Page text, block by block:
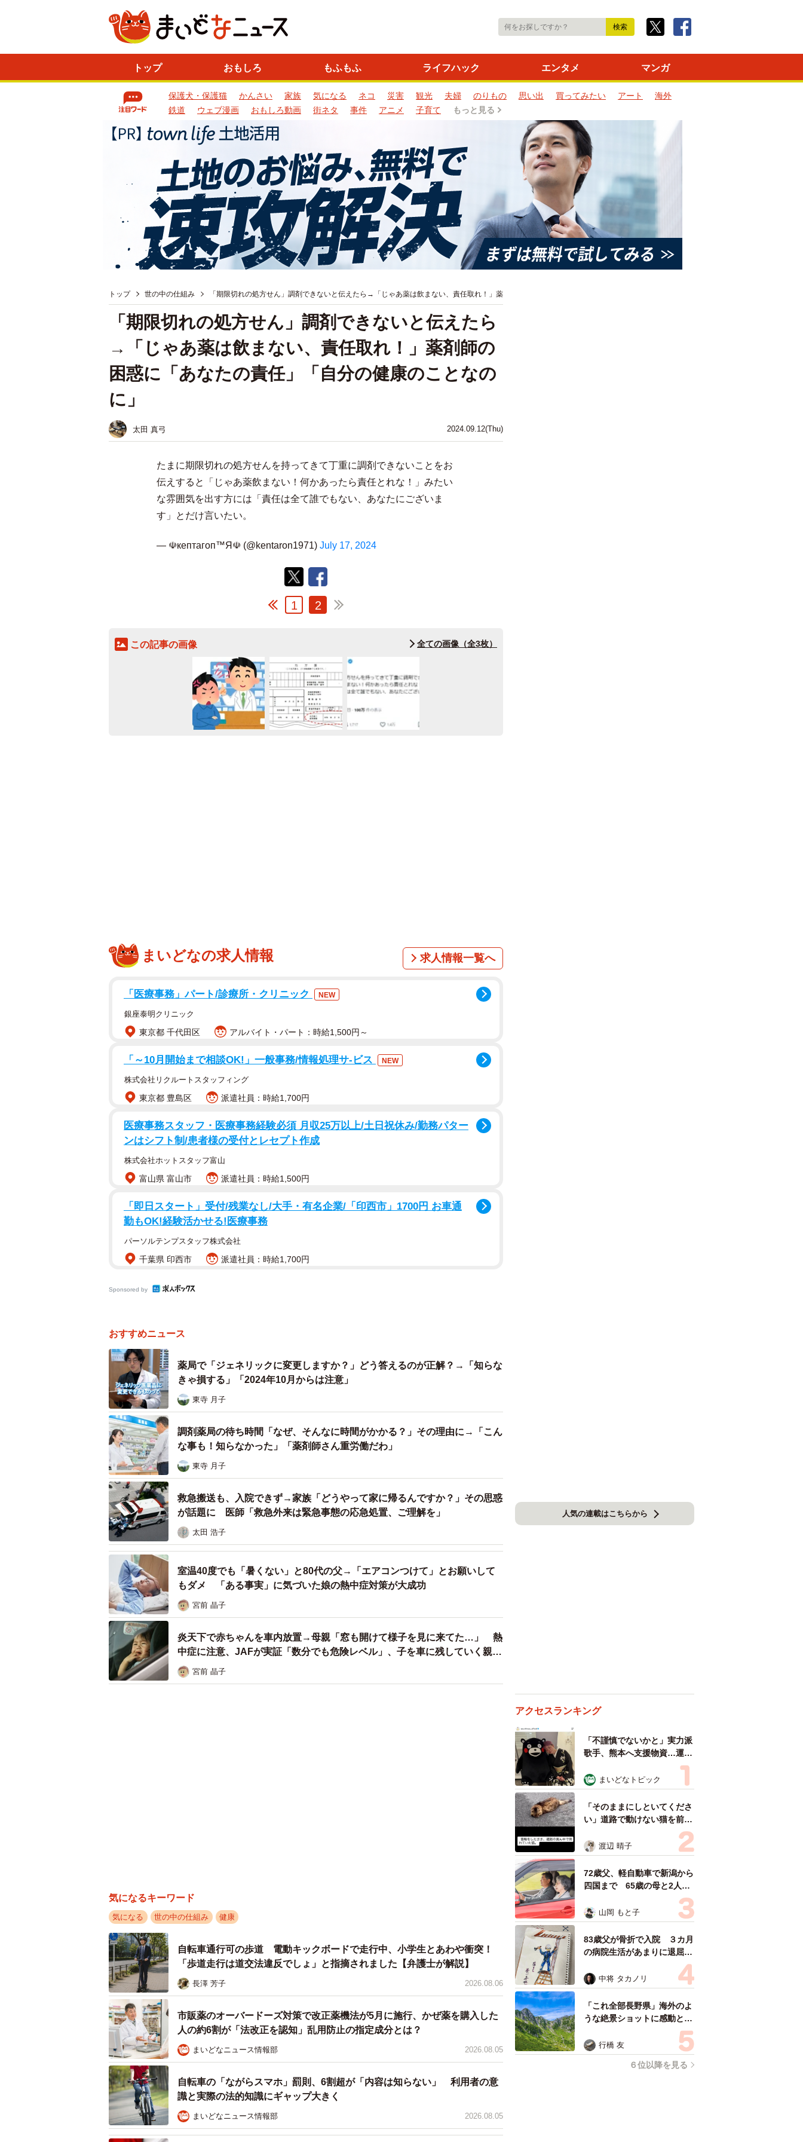
トップ おもしろ もふもふ ライフハック エンタメ マンガ
保護犬・保護猫 かんさい 家族 気になる ネコ 災害 観光 夫婦 のりもの 思い出 買ってみたい アート
海外
鉄道
ウェブ漫画 おもしろ動画 街ネタ 事件 アニメ 子育て もっと見る
トップ 世の中の仕組み 「期限切れの処方せん」調剤できないと伝えたら→「じゃあ薬は飲まない、責任取れ！」薬
2024.09.12(Thu)
「期限切れの処方せん」調剤できないと伝えたら
→「じゃあ薬は飲まない、責任取れ！」薬剤師の
困惑に「あなたの責任」「自分の健康のことなの
に」
太田 真弓
たまに期限切れの処方せんを持ってきて丁重に調剤できないことをお
伝えすると「じゃあ薬飲まない！何かあったら責任とれな！」みたい
な雰囲気を出す方には「責任は全て誰でもない、あなたにございま
す」とだけ言いたい。
— ☫кептагоп™Я☫ (@kentaron1971) July 17, 2024
1 2
この記事の画像 全ての画像（全3枚）
まいどなの求人情報 求人情報一覧へ
「医療事務」パート/診療所・クリニック NEW
銀座泰明クリニック
東京都 千代田区 アルバイト・パート：時給1,500円～
「～10月開始まで相談OK!」一般事務/情報処理サ-ビス NEW
株式会社リクルートスタッフィング
東京都 豊島区 派遣社員：時給1,700円
医療事務スタッフ・医療事務経験必須 月収25万以上/土日祝休み/勤務パター
ンはシフト制/患者様の受付とレセプト作成
株式会社ホットスタッフ富山
富山県 富山市 派遣社員：時給1,500円
「即日スタート」受付/残業なし/大手・有名企業/「印西市」1700円 お車通
勤もOK!経験活かせる!医療事務
パーソルテンプスタッフ株式会社
千葉県 印西市 派遣社員：時給1,700円
Sponsored by
おすすめニュース
薬局で「ジェネリックに変更しますか？」どう答えるのが正解？→「知らな
きゃ損する」「2024年10月からは注意」
東寺 月子
調剤薬局の待ち時間「なぜ、そんなに時間がかかる？」その理由に→「こん
な事も！知らなかった」「薬剤師さん重労働だわ」
東寺 月子
救急搬送も、入院できず→家族「どうやって家に帰るんですか？」その思惑
が話題に 医師「救急外来は緊急事態の応急処置、ご理解を」
太田 浩子
室温40度でも「暑くない」と80代の父→「エアコンつけて」とお願いして
もダメ 「ある事実」に気づいた娘の熱中症対策が大成功
宮前 晶子
炎天下で赤ちゃんを車内放置→母親「窓も開けて様子を見に来てた…」 熱
中症に注意、JAFが実証「数分でも危険レベル」、子を車に残していく親は
意外に多い！？
宮前 晶子
気になるキーワード
気になる 世の中の仕組み 健康
自転車通行可の歩道 電動キックボードで走行中、小学生とあわや衝突！
「歩道走行は道交法違反でしょ」と指摘されました【弁護士が解説】
長澤 芳子 2026.08.06
市販薬のオーバードーズ対策で改正薬機法が5月に施行、かぜ薬を購入した
人の約6割が「法改正を認知」乱用防止の指定成分とは？
まいどなニュース情報部 2026.08.05
自転車の「ながらスマホ」罰則、6割超が「内容は知らない」 利用者の意
識と実際の法的知識にギャップ大きく
まいどなニュース情報部 2026.08.05
人気の連載はこちらから
アクセスランキング
「不謹慎でないかと」実力派
歌手、熊本へ支援物資…運搬
トラックの車体デザインにた
めらい 「痛いほど伝わる」
「行動され立派」
まいどなトピック
「そのままにしといてくださ
い」道路で動けない猫を前に
返された一言… 懸命に生き
ようとした4日間 「命の重
さはみんな同じ」保護団体代
表の訴え
渡辺 晴子
72歳父、軽自動車で新潟から
四国まで 65歳の母と2人で
3泊4日の旅 パーキングの休
憩まで分刻み… 「大学生で
も組まねえよ！」
山岡 もと子
83歳父が骨折で入院 ３カ月
の病院生活があまりに退屈で
い！」→スケッチブックを見
た家族が仰天「これ、売れま
すよ…」
中将 タカノリ
「これ全部長野県」海外のよ
うな絶景ショットに感動と反
響「離れてからいいところだ
ったんだって気づいた」
行橋 友
６位以降を見る